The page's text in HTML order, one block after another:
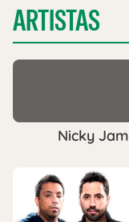
ARTISTAS
Nicky Jam